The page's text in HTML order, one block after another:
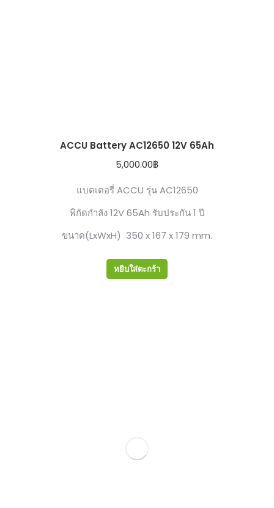
ACCU Battery AC12650 12V 65Ah
5,000.00฿
แบตเตอรี่ ACCU รุ่น AC12650
พิกัดกำลัง 12V 65Ah รับประกัน 1 ปี
ขนาด(LxWxH) 350 x 167 x 179 mm.
หยิบใส่ตะกร้า